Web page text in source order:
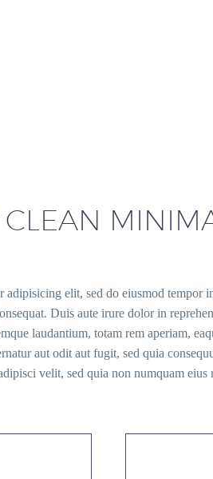
CLEAN
adipisicing elit, sed do eiusmod
Duis aute irure dolor in
laudantium, totam rem aperiam,
aut odit aut fugit, sed quia
velit, sed quia non numquam